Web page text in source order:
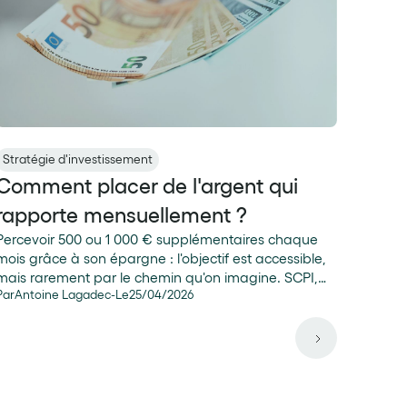
Stratégie d'investissement
placer de l'argent qui
mensuellement ?
500 ou 1 000 € supplémentaires chaque
grâce à son épargne : l'objectif est accessible,
rarement par le chemin qu'on imagine. SCPI,
crowdlending… les solutions qui semblent
Antoine Lagadec-Le25/04/2026